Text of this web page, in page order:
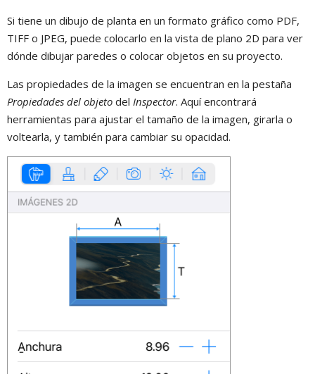
Si tiene un dibujo de planta en un formato gráfico como PDF,
TIFF o JPEG, puede colocarlo en la vista de plano 2D para ver
dónde dibujar paredes o colocar objetos en su proyecto.
Las propiedades de la imagen se encuentran en la pestaña
Propiedades del objeto del Inspector. Aquí encontrará
herramientas para ajustar el tamaño de la imagen, girarla o
voltearla, y también para cambiar su opacidad.